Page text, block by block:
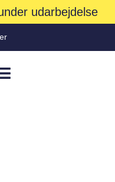
udarbejdelse